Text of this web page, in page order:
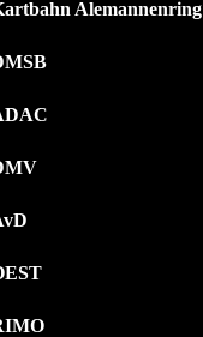
Alemannenring